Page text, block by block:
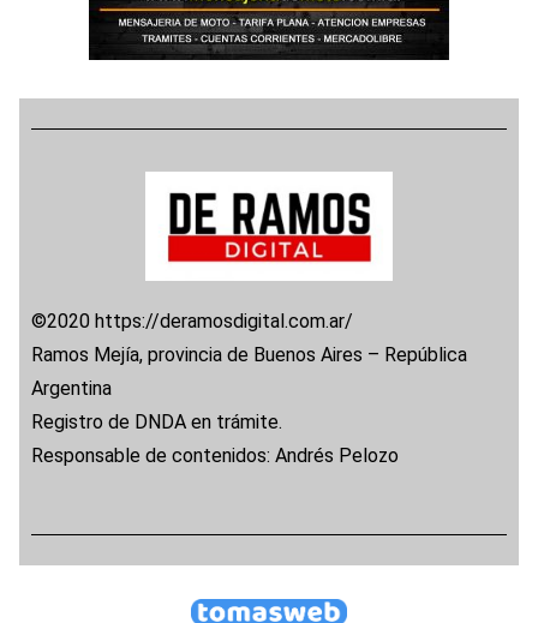
©2020 https://deramosdigital.com.ar/
Ramos Mejía, provincia de Buenos Aires – República
Argentina
Registro de DNDA en trámite.
Responsable de contenidos: Andrés Pelozo